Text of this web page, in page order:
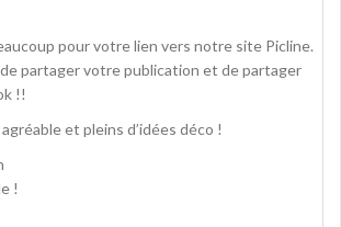
pour votre lien vers notre site Picline.
partager votre publication et de partager
!!
et pleins d’idées déco !
!